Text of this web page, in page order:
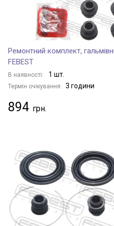
Ремонтний комплект,
FEBEST
В наявності: 1 шт.
Термін очікування: 3 години
894